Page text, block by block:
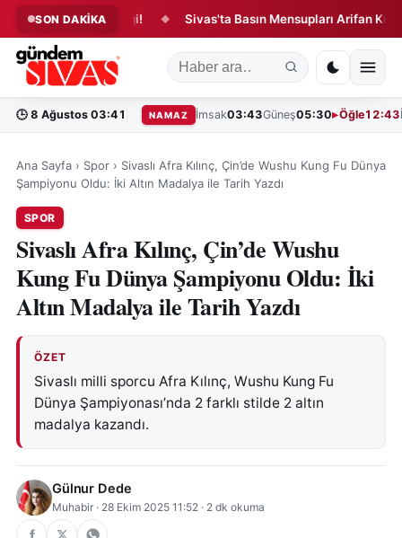
SON DAKİKA
Yangın Paniği! ◆ Sivas'ta Basın Mensupları Arifan
🕒 8 Ağustos 03:41 NAMAZ İmsak03:43Güneş05:30 Öğle12:43
Ana Sayfa › Spor › Sivaslı Afra Kılınç, Çin’de Wushu Kung Fu Dünya
Şampiyonu Oldu: İki Altın Madalya ile Tarih Yazdı
SPOR
Sivaslı Afra Kılınç, Çin’de Wushu
Kung Fu Dünya Şampiyonu Oldu: İki
Altın Madalya ile Tarih Yazdı
ÖZET
Sivaslı milli sporcu Afra Kılınç, Wushu Kung Fu
Dünya Şampiyonası’nda 2 farklı stilde 2 altın
madalya kazandı.
Gülnur Dede
Muhabir · 28 Ekim 2025 11:52 · 2 dk okuma